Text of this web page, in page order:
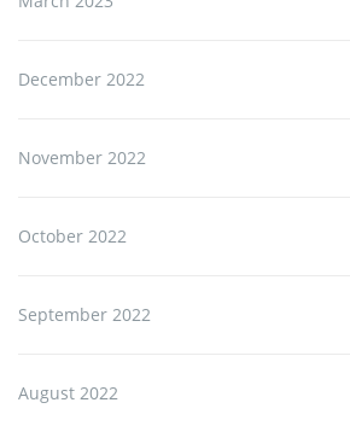
December 2022
November 2022
October 2022
September 2022
August 2022